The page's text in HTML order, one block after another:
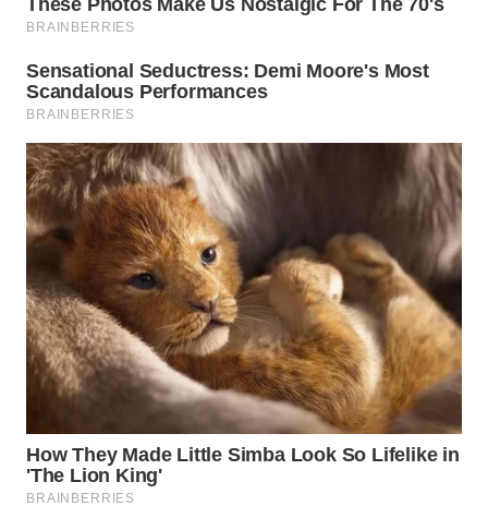
SUMEDANG
WN
CIANJUR
WN
KEPULAUAN
SERIBU
WN
TANGERANG
WN
BINJAI
CIREBON
WN